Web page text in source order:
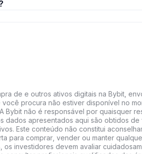
de e outros ativos digitais na Bybit,
procura não estiver disponível no
Bybit não é responsável por quaisquer
dados apresentados aqui são obtidos de
Este conteúdo não constitui
para comprar, vender ou manter
investidores devem avaliar